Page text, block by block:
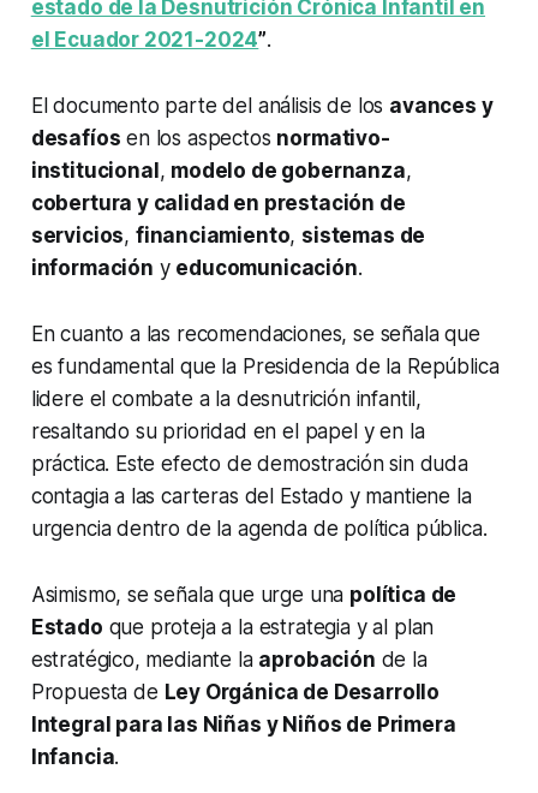
estado de la Desnutrición Crónica Infantil en
el Ecuador 2021-2024”.
El documento parte del análisis de los avances y
desafíos en los aspectos normativo-
institucional, modelo de gobernanza,
cobertura y calidad en prestación de
servicios, financiamiento, sistemas de
información y educomunicación.
En cuanto a las recomendaciones, se señala que
es fundamental que la Presidencia de la República
lidere el combate a la desnutrición infantil,
resaltando su prioridad en el papel y en la
práctica. Este efecto de demostración sin duda
contagia a las carteras del Estado y mantiene la
urgencia dentro de la agenda de política pública.
Asimismo, se señala que urge una política de
Estado que proteja a la estrategia y al plan
estratégico, mediante la aprobación de la
Propuesta de Ley Orgánica de Desarrollo
Integral para las Niñas y Niños de Primera
Infancia.